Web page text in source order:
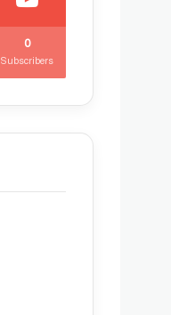
0
Subscribers